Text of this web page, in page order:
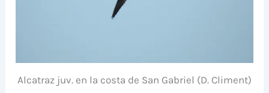
Alcatraz juv. en la costa de San Gabriel (D. Climent)